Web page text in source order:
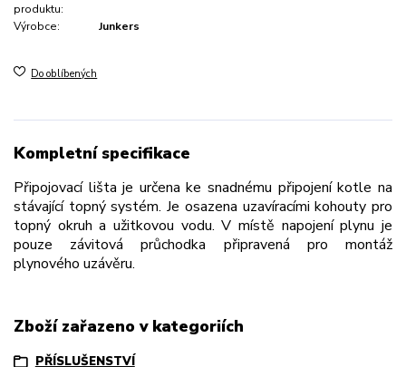
produktu:
Výrobce: Junkers
Do oblíbených
Kompletní specifikace
Připojovací lišta je určena ke snadnému připojení kotle na
stávající topný systém. Je osazena uzavíracími kohouty pro
topný okruh a užitkovou vodu. V místě napojení plynu je
pouze závitová průchodka připravená pro montáž
plynového uzávěru.
Zboží zařazeno v kategoriích
PŘÍSLUŠENSTVÍ